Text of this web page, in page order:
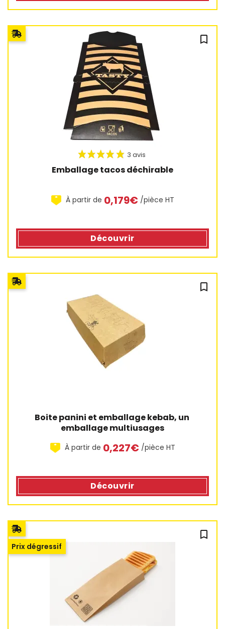
bookmark_outline
Emballage tacos déchirable
À partir de 0,179€ /pièce HT
Découvrir
bookmark_outline
Boite panini et emballage kebab, un
emballage multiusages
À partir de 0,227€ /pièce HT
Découvrir
bookmark_outline
Prix dégressif